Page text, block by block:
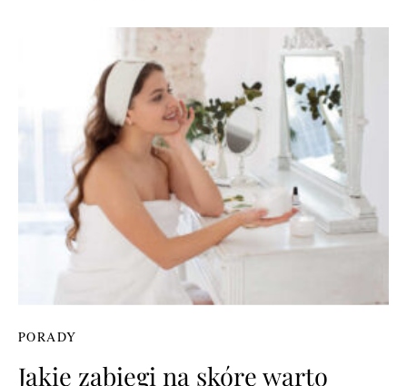
PORADY
Jakie zabiegi na skórę warto